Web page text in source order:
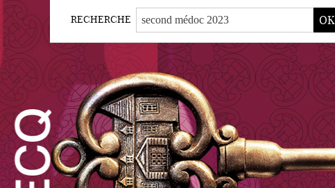
RECHERCHE OK